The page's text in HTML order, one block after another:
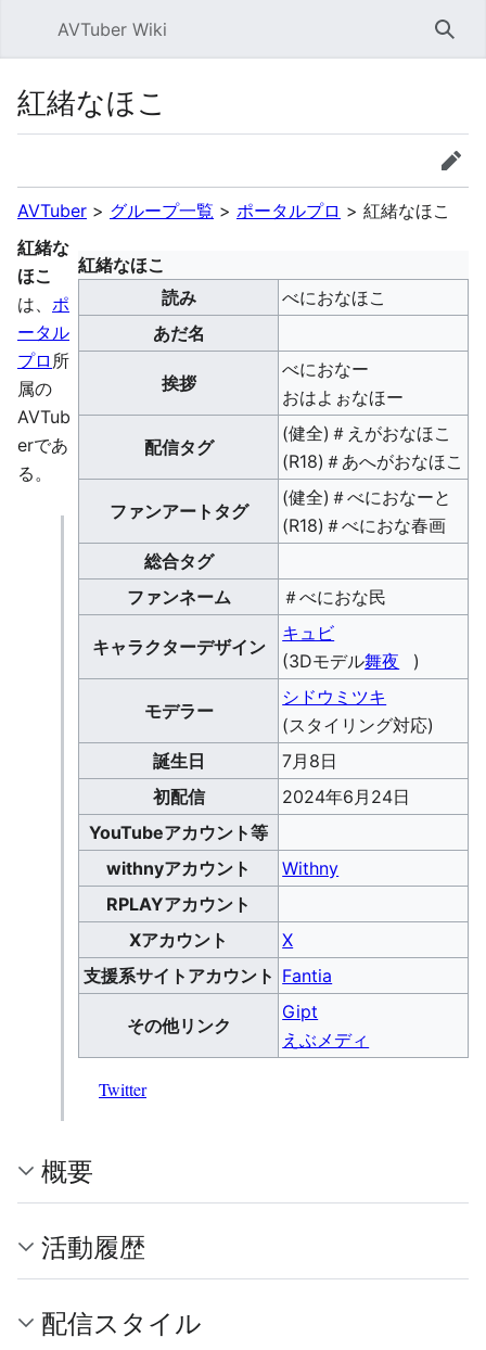
AVTuber Wiki 検索
紅緒なほこ
ウォッチ編集
AVTuber > グループ一覧 > ポータルプロ > 紅緒なほこ
紅緒なほこ
読み
べにおなほこ
あだ名
挨拶
べにおなー
おはよぉなほー
配信タグ
(健全)＃えがおなほこ
(R18)＃あへがおなほこ
ファンアートタグ
(健全)＃べにおなーと
(R18)＃べにおな春画
総合タグ
ファンネーム
＃べにおな民
キャラクターデザイン
キュビ
(3Dモデル舞夜 )
モデラー
シドウミツキ
(スタイリング対応)
誕生日
7月8日
初配信
2024年6月24日
YouTubeアカウント等
withnyアカウント
Withny
RPLAYアカウント
Xアカウント
X
支援系サイトアカウント Fantia
その他リンク
Gipt
えぶメディ
紅緒な
ほこ
は、 ポ
ータル
プロ 所
属の
AVTub
erであ
る。‎
Twitter
概要
活動履歴
配信スタイル